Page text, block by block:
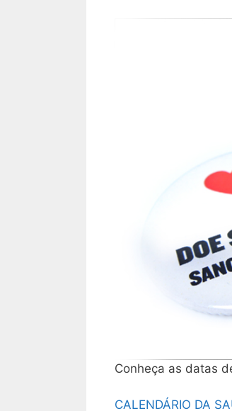
Conheça as datas
CALENDÁRIO DA